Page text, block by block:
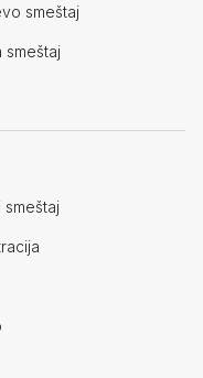
smeštaj
smeštaj
smeštaj